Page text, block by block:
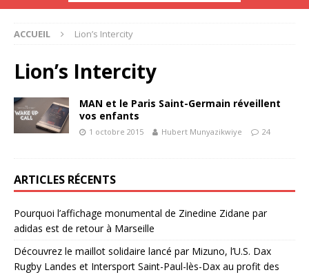
ACCUEIL Lion’s Intercity
Lion’s Intercity
MAN et le Paris Saint-Germain réveillent
vos enfants
1 octobre 2015 Hubert Munyazikwiye 24
ARTICLES RÉCENTS
Pourquoi l’affichage monumental de Zinedine Zidane par
adidas est de retour à Marseille
Découvrez le maillot solidaire lancé par Mizuno, l’U.S. Dax
Rugby Landes et Intersport Saint-Paul-lès-Dax au profit des